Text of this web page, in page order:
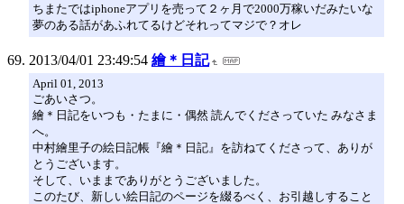
ちまたではiphoneアプリを売って２ヶ月で2000万稼いだみたいな
夢のある話があふれてるけどそれってマジで？オレ
2013/04/01 23:49:54 繪＊日記
April 01, 2013
ごあいさつ。
繪＊日記をいつも・たまに・偶然 読んでくださっていた みなさま
へ。
中村繪里子の絵日記帳『繪＊日記』を訪ねてくださって、ありが
とうございます。
そして、いままでありがとうございました。
このたび、新しい絵日記のページを綴るべく、お引越しすること